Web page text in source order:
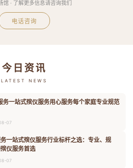
馆 · 了解更多信息请咨询我们
电话咨询
今日资讯
LATEST NEWS
务一站式殡仪服务用心服务每个家庭专业规范
07
一站式殡仪服务行业标杆之选：专业、规
仪服务首选
07